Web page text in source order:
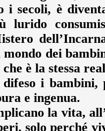
i secoli, è
lurido
dei
è la stessa
difeso i
e ingenua.
la vita,
solo perché